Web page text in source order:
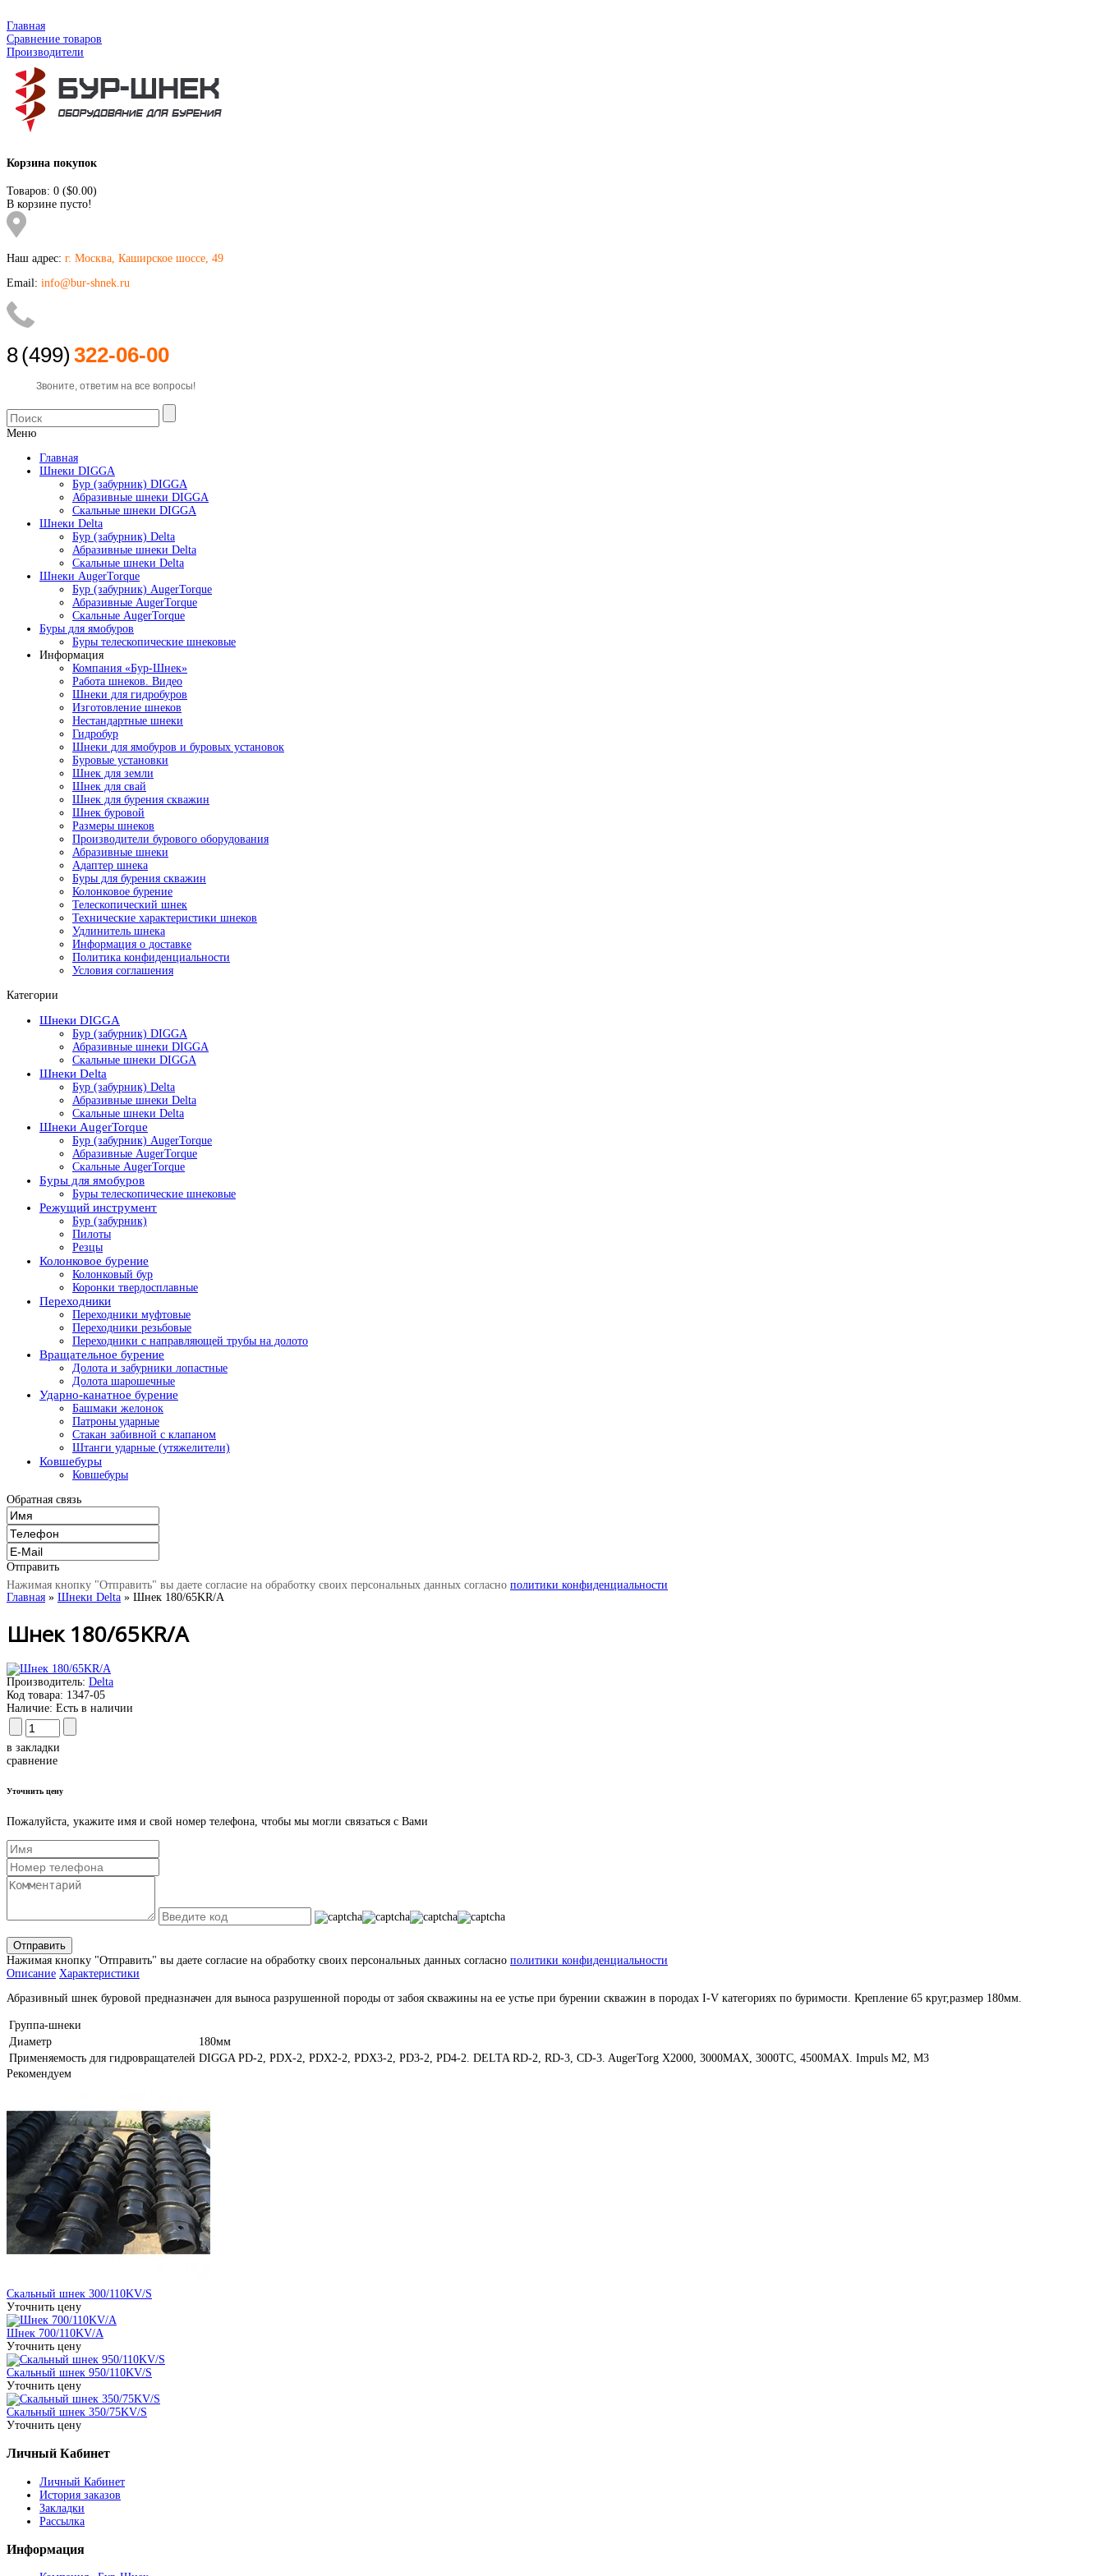
Главная
Сравнение товаров
Производители
Корзина покупок
Товаров: 0 ($0.00)
В корзине пусто!
Наш адрес: г. Москва, Каширское шоссе, 49
Email: info@bur-shnek.ru
8(499) 322-06-00
Звоните, ответим на все вопросы!
Меню
Главная
Шнеки DIGGA
Бур (забурник) DIGGA
Абразивные шнеки DIGGA
Скальные шнеки DIGGA
Шнеки Delta
Бур (забурник) Delta
Абразивные шнеки Delta
Скальные шнеки Delta
Шнеки AugerTorque
Бур (забурник) AugerTorque
Абразивные AugerTorque
Скальные AugerTorque
Буры для ямобуров
Буры телескопические шнековые
Информация
Компания «Бур-Шнек»
Работа шнеков. Видео
Шнеки для гидробуров
Изготовление шнеков
Нестандартные шнеки
Гидробур
Шнеки для ямобуров и буровых установок
Буровые установки
Шнек для земли
Шнек для свай
Шнек для бурения скважин
Шнек буровой
Размеры шнеков
Производители бурового оборудования
Абразивные шнеки
Адаптер шнека
Буры для бурения скважин
Колонковое бурение
Телескопический шнек
Технические характеристики шнеков
Удлинитель шнека
Информация о доставке
Политика конфиденциальности
Условия соглашения
Категории
Шнеки DIGGA
Бур (забурник) DIGGA
Абразивные шнеки DIGGA
Скальные шнеки DIGGA
Шнеки Delta
Бур (забурник) Delta
Абразивные шнеки Delta
Скальные шнеки Delta
Шнеки AugerTorque
Бур (забурник) AugerTorque
Абразивные AugerTorque
Скальные AugerTorque
Буры для ямобуров
Буры телескопические шнековые
Режущий инструмент
Бур (забурник)
Пилоты
Резцы
Колонковое бурение
Колонковый бур
Коронки твердосплавные
Переходники
Переходники муфтовые
Переходники резьбовые
Переходники с направляющей трубы на долото
Вращательное бурение
Долота и забурники лопастные
Долота шарошечные
Ударно-канатное бурение
Башмаки желонок
Патроны ударные
Стакан забивной с клапаном
Штанги ударные (утяжелители)
Ковшебуры
Ковшебуры
Обратная связь
Отправить
Нажимая кнопку "Отправить" вы даете согласие на обработку своих персональных данных согласно политики конфиденциальности
Главная » Шнеки Delta » Шнек 180/65KR/A
Шнек 180/65KR/A
Производитель: Delta
Код товара: 1347-05
Наличие: Есть в наличии
в закладки
сравнение
Уточнить цену
Пожалуйста, укажите имя и свой номер телефона, чтобы мы могли связаться с Вами
Отправить
Нажимая кнопку "Отправить" вы даете согласие на обработку своих персональных данных согласно политики конфиденциальности
Описание Характеристики
Абразивный шнек буровой предназначен для выноса разрушенной породы от забоя скважины на ее устье при бурении скважин в породах I-V категориях по буримости. Крепление 65 круг,размер 180мм.
Группа-шнеки
Диаметр
180мм
Применяемость для гидровращателей DIGGA PD-2, PDX-2, PDX2-2, PDX3-2, PD3-2, PD4-2. DELTA RD-2, RD-3, CD-3. AugerTorg X2000, 3000MAX, 3000TC, 4500MAX. Impuls M2, M3
Рекомендуем
Скальный шнек 300/110KV/S
Уточнить цену
Шнек 700/110KV/A
Уточнить цену
Скальный шнек 950/110KV/S
Уточнить цену
Скальный шнек 350/75KV/S
Уточнить цену
Личный Кабинет
Личный Кабинет
История заказов
Закладки
Рассылка
Информация